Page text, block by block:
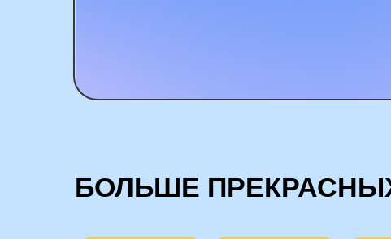
БОЛЬШЕ